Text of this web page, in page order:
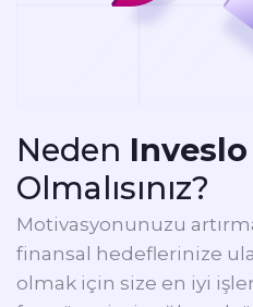
Neden Inveslo
Olmalısınız?
Motivasyonunuzu
finansal hedeflerinize
olmak için size en iyi